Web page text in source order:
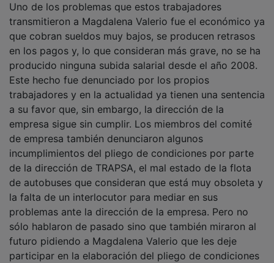
Uno de los problemas que estos trabajadores
transmitieron a Magdalena Valerio fue el económico ya
que cobran sueldos muy bajos, se producen retrasos
en los pagos y, lo que consideran más grave, no se ha
producido ninguna subida salarial desde el año 2008.
Este hecho fue denunciado por los propios
trabajadores y en la actualidad ya tienen una sentencia
a su favor que, sin embargo, la dirección de la
empresa sigue sin cumplir. Los miembros del comité
de empresa también denunciaron algunos
incumplimientos del pliego de condiciones por parte
de la dirección de TRAPSA, el mal estado de la flota
de autobuses que consideran que está muy obsoleta y
la falta de un interlocutor para mediar en sus
problemas ante la dirección de la empresa. Pero no
sólo hablaron de pasado sino que también miraron al
futuro pidiendo a Magdalena Valerio que les deje
participar en la elaboración del pliego de condiciones